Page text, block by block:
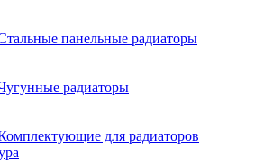
панельные радиаторы
радиаторы
для радиаторов